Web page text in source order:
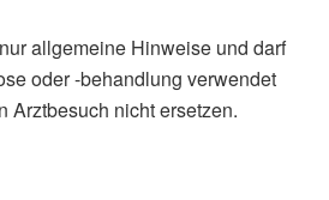
allgemeine Hinweise und darf
oder -behandlung verwendet
Arztbesuch nicht ersetzen.